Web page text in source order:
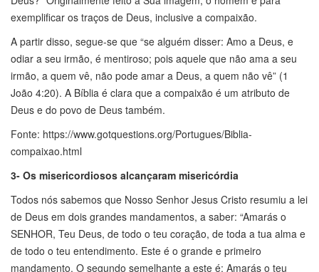
exemplificar os traços de Deus, inclusive a compaixão.
A partir disso, segue-se que “se alguém disser: Amo a Deus, e
odiar a seu irmão, é mentiroso; pois aquele que não ama a seu
irmão, a quem vê, não pode amar a Deus, a quem não vê” (1
João 4:20). A Bíblia é clara que a compaixão é um atributo de
Deus e do povo de Deus também.
Fonte: https://www.gotquestions.org/Portugues/Biblia-
compaixao.html
3- Os misericordiosos alcançaram misericórdia
Todos nós sabemos que Nosso Senhor Jesus Cristo resumiu a lei
de Deus em dois grandes mandamentos, a saber: “Amarás o
SENHOR, Teu Deus, de todo o teu coração, de toda a tua alma e
de todo o teu entendimento. Este é o grande e primeiro
mandamento. O segundo semelhante a este é: Amarás o teu